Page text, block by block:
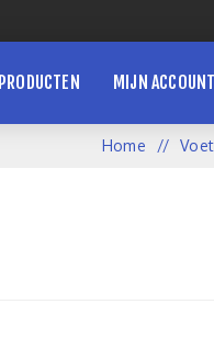
PRODUCTEN MIJN ACCOUNT
Home /